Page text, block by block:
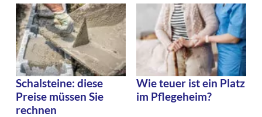
Schalsteine: diese
Preise müssen Sie
rechnen
Wie teuer ist ein Platz
im Pflegeheim?